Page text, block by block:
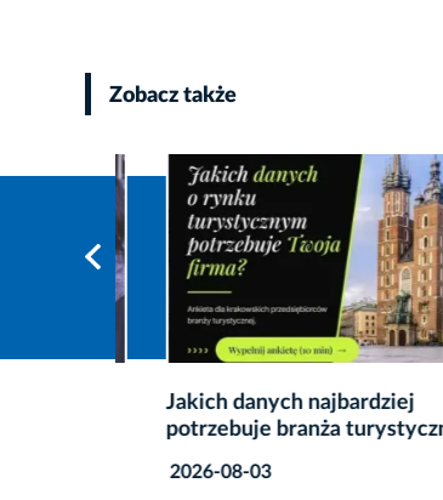
Zobacz także
Jakich danych najbardziej
potrzebuje branża turystyczna?
2026-08-03